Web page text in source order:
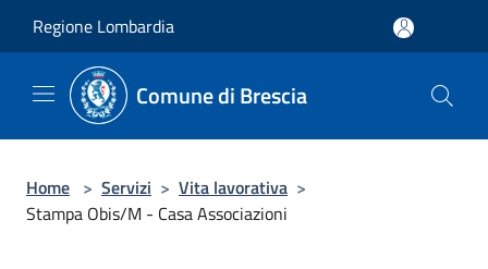
Regione Lombardia
Comune di Brescia
Home > Servizi > Vita lavorativa >
Stampa Obis/M - Casa Associazioni